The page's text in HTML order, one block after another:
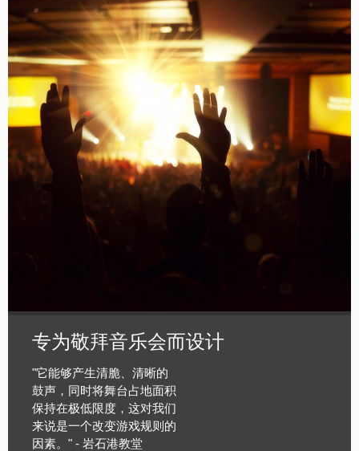
专为敬拜音乐会而设计
"它能够产生清脆、清晰的
鼓声，同时将舞台占地面积
保持在极低限度，这对我们
来说是一个改变游戏规则的
因素。" - 岩石港教堂